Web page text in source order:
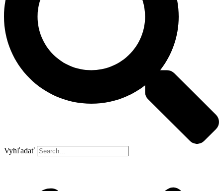
Vyhľadať